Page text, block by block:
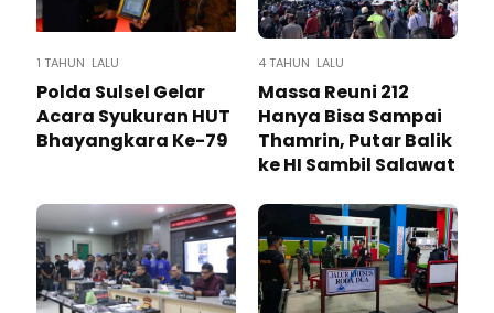
1 TAHUN LALU
Polda Sulsel Gelar
Acara Syukuran HUT
Bhayangkara Ke-79
4 TAHUN LALU
Massa Reuni 212
Hanya Bisa Sampai
Thamrin, Putar Balik
ke HI Sambil Salawat